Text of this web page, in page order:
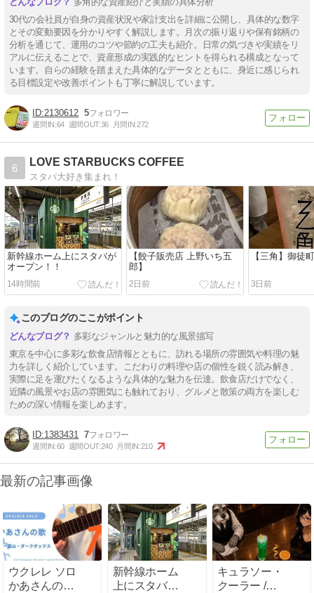
30代の会社員が自身の資産状況や家計支出を詳細に公開し、具体的な数字
とその変動要因を分かりやすく解説します。月次の振り返りや保有銘柄の
分析を通じて、運用のコツや節約の工夫も紹介。日常の気づきや実績をリ
アルに伝えることで、資産形成の実践的なヒントを得られる構成となって
います。自らの経験を踏まえた具体的なデータとともに、身近に感じられ
る目標設定や改善ポイントも丁寧に解説しています。
2130612 5
週間IN:64 週間OUT:36 月間IN:272
6
LOVE STARBUCKS COFFEE
スタバ大好き集まれ！
新幹線ホーム上にスタバが
オープン！！
14時間前
【餃子販売店 上野いち五
郎】
2日前
【三角】御徒町
3日前
このブログのここがポイント
多彩なジャンルと魅力的な風景描写
東京を中心に多彩な飲食店情報とともに、訪れる場所の雰囲気や料理の魅
力を詳しく紹介しています。こだわりの料理や店の個性を鋭く読み解き、
実際に足を運びたくなるような具体的な魅力を伝達。飲食店だけでなく、
近隣の風景やお店の雰囲気にも触れており、グルメと散策の両方を楽しむ
ための深い情報を楽しめます。
1383431 7
週間IN:60 週間OUT:240 月間IN:210
最新の記事画像
ウクレレ ソロ
かあさんの歌
新幹線ホーム
上にスタバが
キュラソー・
クーラー /